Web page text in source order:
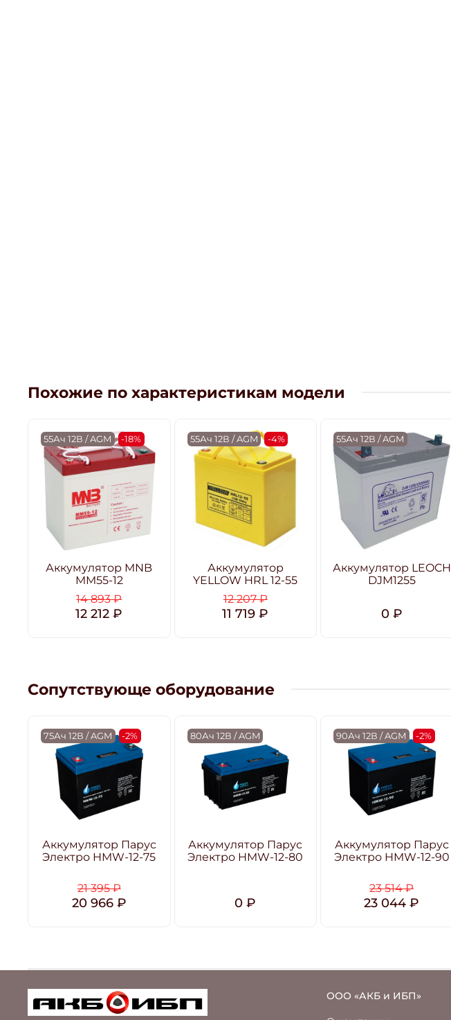
Похожие по характеристикам модели
55Ач 12В / AGM -18%
Аккумулятор MNB
MM55-12
14 893 ₽
12 212 ₽
55Ач 12В / AGM -4%
Аккумулятор
YELLOW HRL 12-55
12 207 ₽
11 719 ₽
55Ач 12В / AGM
Аккумулятор LEOCH
DJM1255
0 ₽
Сопутствующе оборудование
75Ач 12В / AGM -2%
Аккумулятор Парус
Электро HMW-12-75
21 395 ₽
20 966 ₽
80Ач 12В / AGM
Аккумулятор Парус
Электро HMW-12-80
0 ₽
90Ач 12В / AGM -2%
Аккумулятор Парус
Электро HMW-12-90
23 514 ₽
23 044 ₽
ООО «АКБ и ИБП»